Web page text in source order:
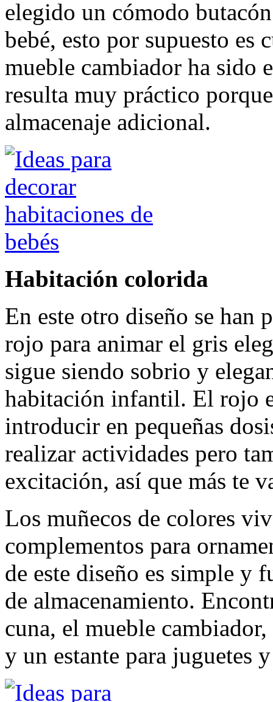
elegido un cómodo
bebé, esto por supuesto es
mueble cambiador ha sido
resulta muy práctico
almacenaje adicional.
Habitación colorida
En este otro diseño se han
rojo para animar el gris
sigue siendo sobrio y
habitación infantil. El rojo
introducir en pequeñas
realizar actividades pero
excitación, así que más te
Los muñecos de colores
complementos para
de este diseño es simple y
de almacenamiento.
cuna, el mueble
y un estante para juguetes